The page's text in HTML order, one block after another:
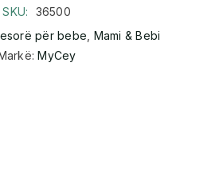
SKU:
36500
për bebe Mami & Bebi
MyCey